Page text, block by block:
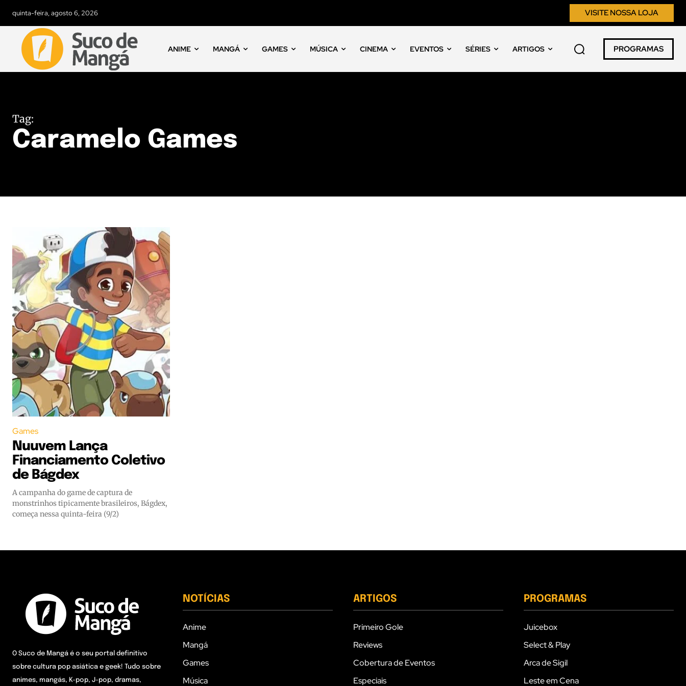
quinta-feira, agosto 6, 2026 VISITE NOSSA LOJA
ANIME MANGÁ GAMES MÚSICA CINEMA EVENTOS SÉRIES ARTIGOS PROGRAMAS
Tag:
Caramelo Games
Games
Nuuvem Lança
Financiamento Coletivo
de Bágdex
A campanha do game de captura de
monstrinhos tipicamente brasileiros, Bágdex,
começa nessa quinta-feira (9/2)
O Suco de Mangá é o seu portal definitivo
sobre cultura pop asiática e geek! Tudo sobre
animes, mangás, K-pop, J-pop, dramas,
NOTÍCIAS
Anime
Mangá
Games
Música
ARTIGOS
Primeiro Gole
Reviews
Cobertura de Eventos
Especiais
PROGRAMAS
Juicebox
Select & Play
Arca de Sigil
Leste em Cena